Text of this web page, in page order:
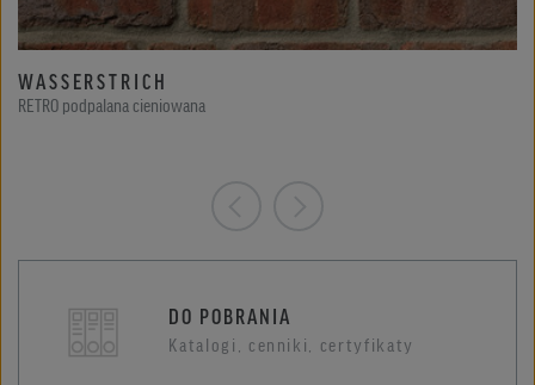
WASSERSTRICH
RETRO podpalana cieniowana
DO POBRANIA
Katalogi, cenniki, certyfikaty